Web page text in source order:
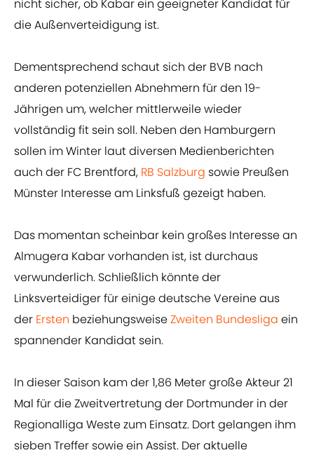
nicht sicher, ob Kabar ein geeigneter Kandidat für
die Außenverteidigung ist.
Dementsprechend schaut sich der BVB nach
anderen potenziellen Abnehmern für den 19-
Jährigen um, welcher mittlerweile wieder
vollständig fit sein soll. Neben den Hamburgern
sollen im Winter laut diversen Medienberichten
auch der FC Brentford, RB Salzburg sowie Preußen
Münster Interesse am Linksfuß gezeigt haben.
Das momentan scheinbar kein großes Interesse an
Almugera Kabar vorhanden ist, ist durchaus
verwunderlich. Schließlich könnte der
Linksverteidiger für einige deutsche Vereine aus
der Ersten beziehungsweiseZweiten Bundesliga ein
spannender Kandidat sein.
In dieser Saison kam der 1,86 Meter große Akteur 21
Mal für die Zweitvertretung der Dortmunder in der
Regionalliga Weste zum Einsatz. Dort gelangen ihm
sieben Treffer sowie ein Assist. Der aktuelle